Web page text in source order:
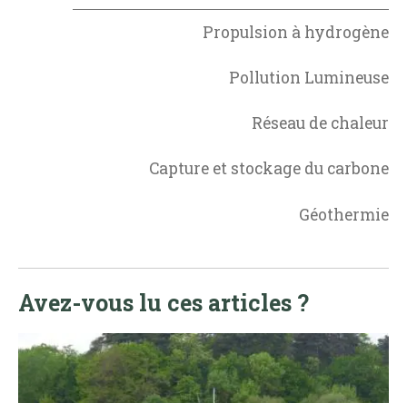
Propulsion à hydrogène
Pollution Lumineuse
Réseau de chaleur
Capture et stockage du carbone
Géothermie
Avez-vous lu ces articles ?